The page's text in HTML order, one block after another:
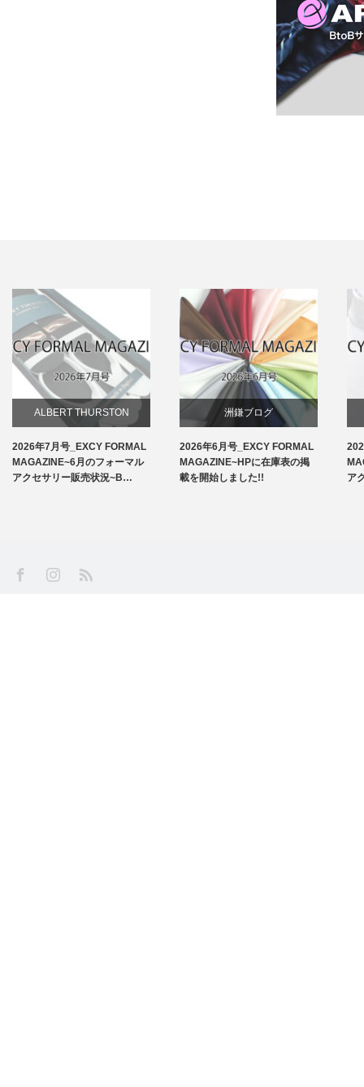
ALBERT THURSTON
お知らせ
2026年7月号_EXCY FORMAL
MAGAZINE~6月のフォーマル
アクセサリー販売状況~B…
洲鎌ブログ
2026年6月号_EXCY FORMAL
MAGAZINE~HPに在庫表の掲
載を開始しました!!
ア
FacebookInstagram